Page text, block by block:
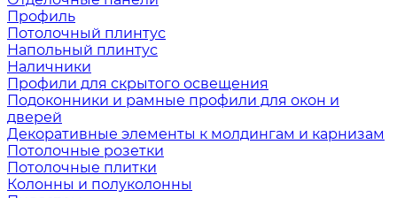
Профиль
Потолочный плинтус
Напольный плинтус
Наличники
Профили для скрытого освещения
Подоконники и рамные профили для окон и
дверей
Декоративные элементы к молдингам и карнизам
Потолочные розетки
Потолочные плитки
Колонны и полуколонны